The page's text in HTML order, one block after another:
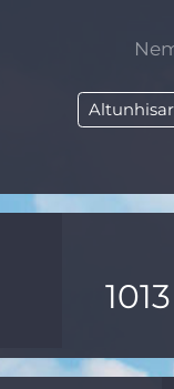
Altunhisar